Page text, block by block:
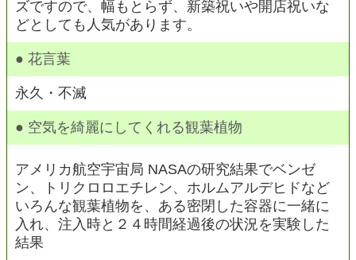
ズですので、幅もとらず、新築祝いや開店祝いな
どとしても人気があります。
● 花言葉
永久・不滅
● 空気を綺麗にしてくれる観葉植物
アメリカ航空宇宙局 NASAの研究結果でベンゼ
ン、トリクロロエチレン、ホルムアルデヒドなど
いろんな観葉植物を、ある密閉した容器に一緒に
入れ、注入時と２４時間経過後の状況を実験した
結果